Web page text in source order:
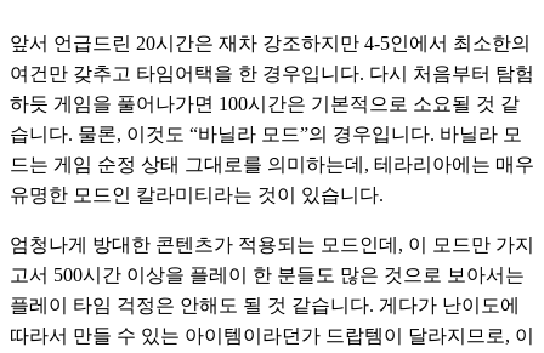
앞서 언급드린 20시간은 재차 강조하지만 4-5인에서 최소한의
여건만 갖추고 타임어택을 한 경우입니다. 다시 처음부터 탐험
하듯 게임을 풀어나가면 100시간은 기본적으로 소요될 것 같
습니다. 물론, 이것도 “바닐라 모드”의 경우입니다. 바닐라 모
드는 게임 순정 상태 그대로를 의미하는데, 테라리아에는 매우
유명한 모드인 칼라미티라는 것이 있습니다.
엄청나게 방대한 콘텐츠가 적용되는 모드인데, 이 모드만 가지
고서 500시간 이상을 플레이 한 분들도 많은 것으로 보아서는
플레이 타임 걱정은 안해도 될 것 같습니다. 게다가 난이도에
따라서 만들 수 있는 아이템이라던가 드랍템이 달라지므로, 이